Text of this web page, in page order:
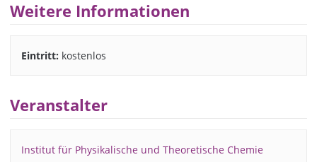
Weitere Informationen
Eintritt: kostenlos
Veranstalter
Institut für Physikalische und Theoretische Chemie